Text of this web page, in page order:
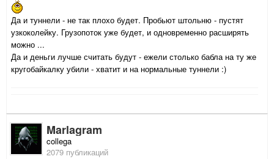
Да и туннели - не так плохо будет. Пробьют штольню - пустят
узкоколейку. Грузопоток уже будет, и одновременно расширять
можно ...
Да и деньги лучше считать будут - ежели столько бабла на ту же
кругобайкалку убили - хватит и на нормальные туннели :)
Marlagram
collega
2079 публикаций